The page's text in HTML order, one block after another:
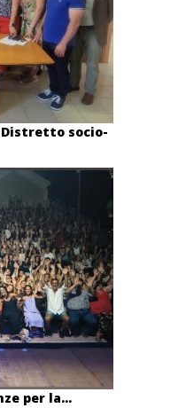
socio-
per la...